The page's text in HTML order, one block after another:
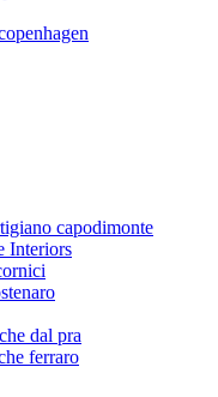
capodimonte
Interiors
dal pra
ferraro